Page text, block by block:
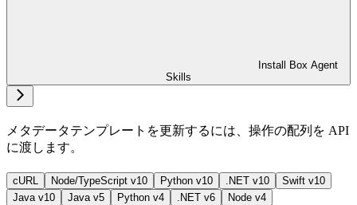
Install Box Agent
Skills
メタデータテンプレートを更新するには、操作の配列を API
に渡します。
cURL Node/TypeScript v10 Python v10 .NET v10
Swift v10
Java v10
Java v5 Python v4 .NET v6 Node v4